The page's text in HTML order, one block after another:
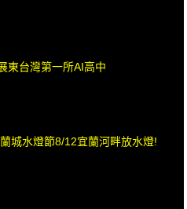
東台灣第一所AI高中
城水燈節8/12宜蘭河畔放水燈!